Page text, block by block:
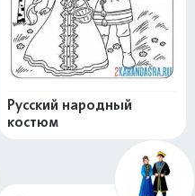
Русский народный
костюм